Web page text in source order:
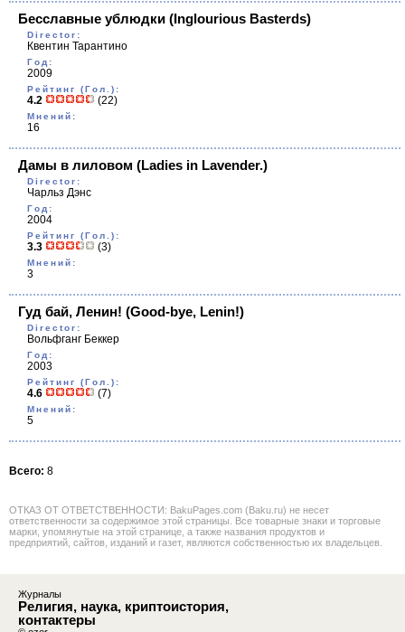
Бесславные ублюдки (Inglourious Basterds)
Director:
Квентин Тарантино
Год:
2009
Рейтинг (Гол.):
4.2 (22)
Мнений:
16
Дамы в лиловом (Ladies in Lavender.)
Director:
Чарльз Дэнс
Год:
2004
Рейтинг (Гол.):
3.3 (3)
Мнений:
3
Гуд бай, Ленин! (Good-bye, Lenin!)
Director:
Вольфганг Беккер
Год:
2003
Рейтинг (Гол.):
4.6 (7)
Мнений:
5
Всего: 8
ОТКАЗ ОТ ОТВЕТСТВЕННОСТИ: BakuPages.com (Baku.ru) не несет
ответственности за содержимое этой страницы. Все товарные знаки и торговые
марки, упомянутые на этой странице, а также названия продуктов и
предприятий, сайтов, изданий и газет, являются собственностью их владельцев.
Журналы
Религия, наука, криптоистория,
контактеры